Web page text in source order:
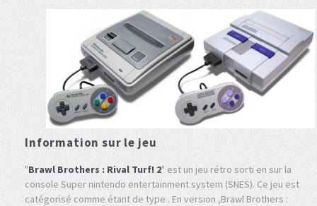
Information sur le jeu
"Brawl Brothers : Rival Turf! 2" est un jeu rétro sorti en sur la
console Super nintendo entertainment system (SNES). Ce jeu est
catégorisé comme étant de type . En version ,Brawl Brothers :